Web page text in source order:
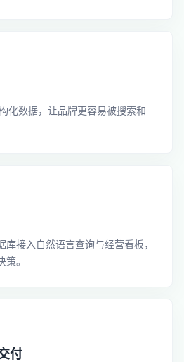
化数据，让品牌更容易被搜索和
接入自然语言查询与经营看板，
。
付